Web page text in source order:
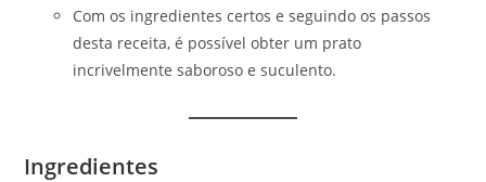
Com os ingredientes certos e seguindo os passos
desta receita, é possível obter um prato
incrivelmente saboroso e suculento.
Ingredientes